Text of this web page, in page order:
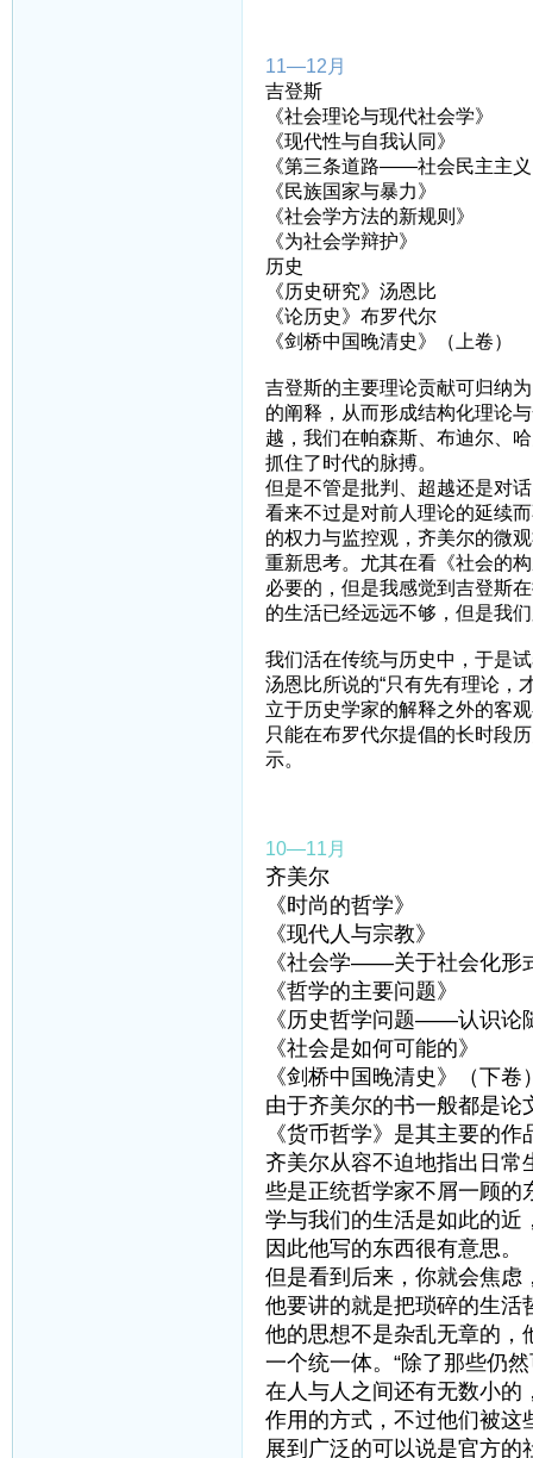
11—12月
吉登斯
《社会理论与现代社会学》
《现代性与自我认同》
《第三条道路——社会民主主
《民族国家与暴力》
《社会学方法的新规则》
《为社会学辩护》
历史
《历史研究》汤恩比
《论历史》布罗代尔
《剑桥中国晚清史》（上卷）
吉登斯的主要理论贡献可归纳
的阐释，从而形成结构化理论
越，我们在帕森斯、布迪尔、
抓住了时代的脉搏。
但是不管是批判、超越还是对
看来不过是对前人理论的延续
的权力与监控观，齐美尔的微
重新思考。尤其在看《社会的
必要的，但是我感觉到吉登斯
的生活已经远远不够，但是我
我们活在传统与历史中，于是
汤恩比所说的“只有先有理论，
立于历史学家的解释之外的客
只能在布罗代尔提倡的长时段
示。
10—11月
齐美尔
《时尚的哲学》
《现代人与宗教》
《社会学——关于社会化形
《哲学的主要问题》
《历史哲学问题——认识论
《社会是如何可能的》
《剑桥中国晚清史》（下卷
由于齐美尔的书一般都是论
《货币哲学》是其主要的作
齐美尔从容不迫地指出日常
些是正统哲学家不屑一顾的
学与我们的生活是如此的近
因此他写的东西很有意思。
但是看到后来，你就会焦虑
他要讲的就是把琐碎的生活
他的思想不是杂乱无章的，
一个统一体。“除了那些仍
在人与人之间还有无数小的
作用的方式，不过他们被这
展到广泛的可以说是官方